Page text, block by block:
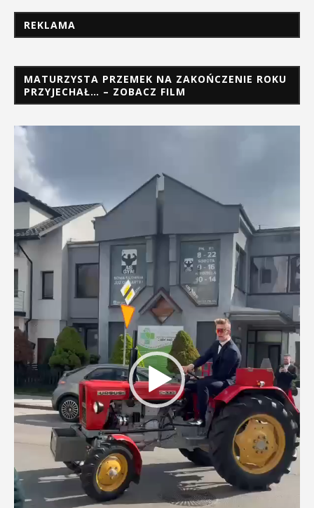
REKLAMA
MATURZYSTA PRZEMEK NA ZAKOŃCZENIE ROKU
PRZYJECHAŁ… – ZOBACZ FILM
Odtwarzacz